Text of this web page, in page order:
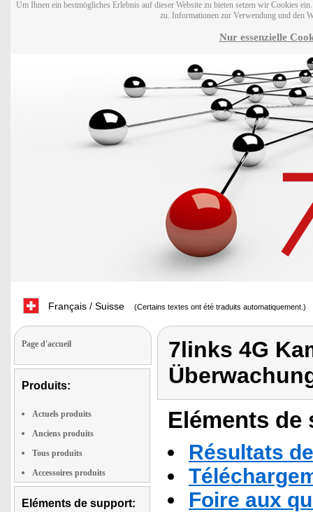
Um Ihnen ein bestmögliches Erlebnis auf dieser Website zu bieten setzen wir Cookies
zu. Informationen zur Verwendung und den
Nur essenzielle
Français / Suisse (Certains textes ont été traduits automatiquement.)
Page d'accueil
Produits:
Actuels produits
Anciens produits
Tous produits
Accessoires produits
Eléments de support:
7links 4G
Eléments
Résultats
Foire aux